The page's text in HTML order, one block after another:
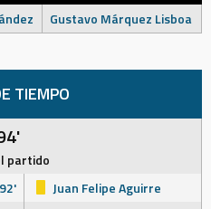
Gustavo Márquez Lisboa
TIEMPO
partido
92'
Juan Felipe Aguirre